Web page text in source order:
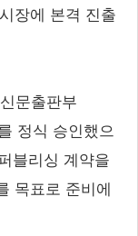
장에 본격 진출
문출판부
정식 승인했으
블리싱 계약을
목표로 준비에